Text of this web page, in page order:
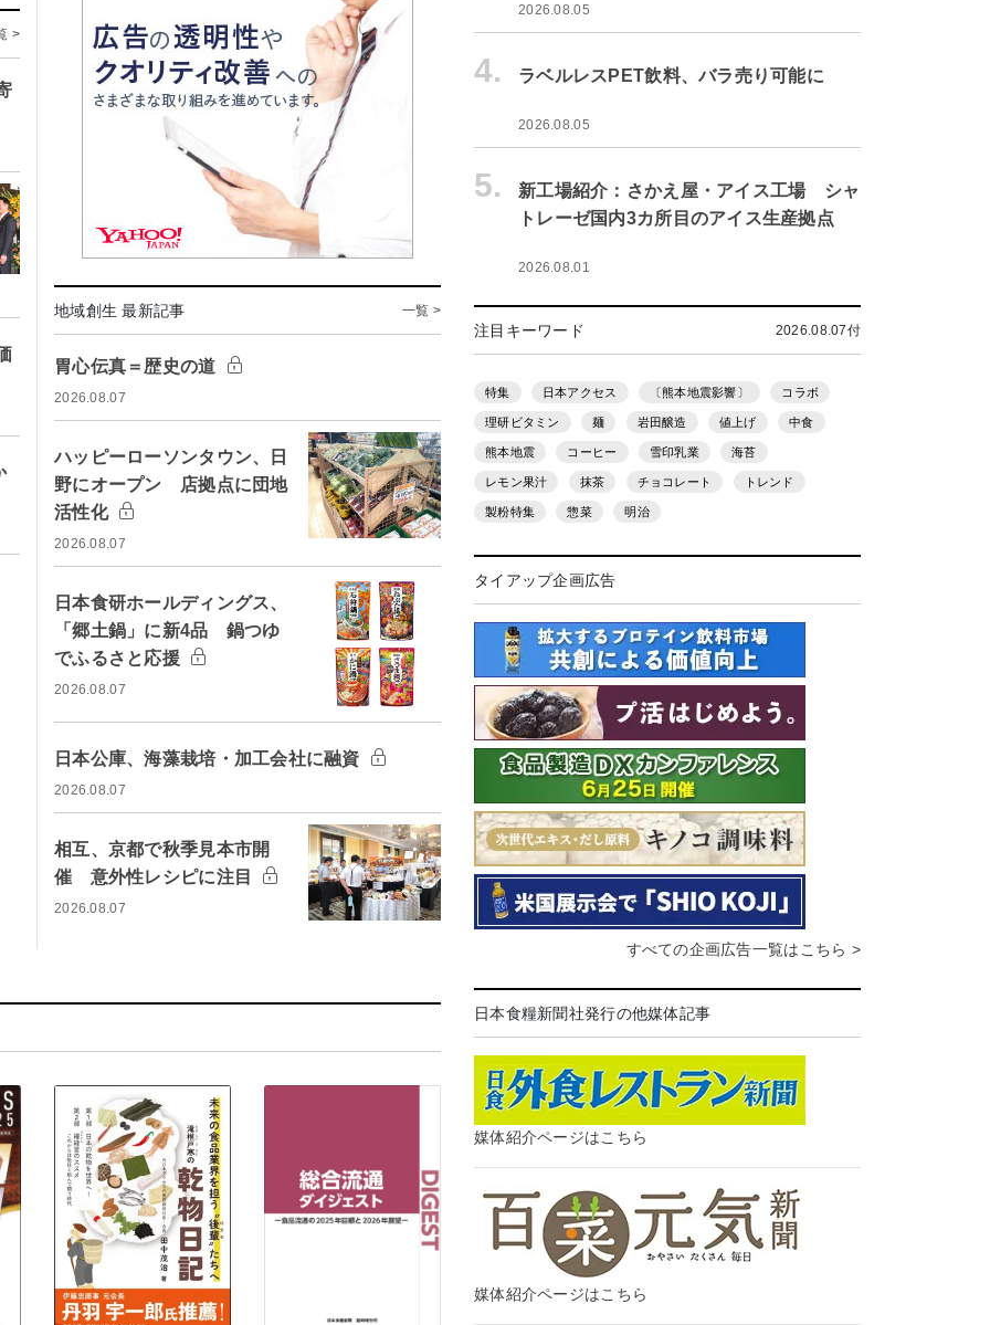
>
地域創生 最新記事 一覧 >
胃心伝真＝歴史の道
2026.08.07
ハッピーローソンタウン、日
野にオープン 店拠点に団地
活性化
2026.08.07
日本食研ホールディングス、
「郷土鍋」に新4品 鍋つゆ
でふるさと応援
2026.08.07
日本公庫、海藻栽培・加工会社に融資
2026.08.07
相互、京都で秋季見本市開
催 意外性レシピに注目
2026.08.07
2026.08.05
4. ラベルレスPET飲料、バラ売り可能に
2026.08.05
5.
新工場紹介：さかえ屋・アイス工場 シャ
トレーゼ国内3カ所目のアイス生産拠点
2026.08.01
注目キーワード 2026.08.07付
特集 日本アクセス 〔熊本地震影響〕 コラボ
理研ビタミン 麺 岩田醸造 値上げ 中食
熊本地震 コーヒー 雪印乳業 海苔
レモン果汁 抹茶 チョコレート トレンド
製粉特集 惣菜 明治
タイアップ企画広告
すべての企画広告一覧はこちら >
日本食糧新聞社発行の他媒体記事
媒体紹介ページはこちら
媒体紹介ページはこちら